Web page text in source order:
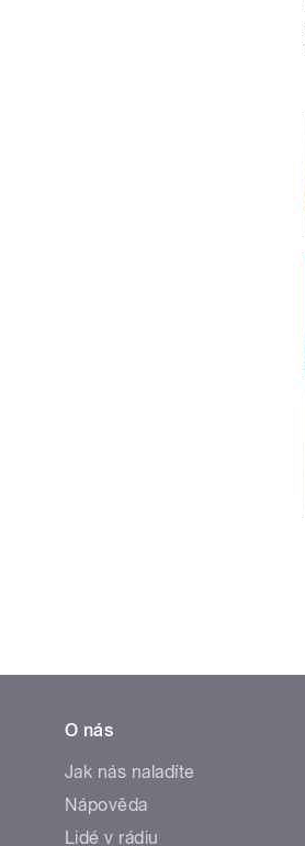
O nás
Jak nás naladíte
Nápověda
Lidé v rádiu